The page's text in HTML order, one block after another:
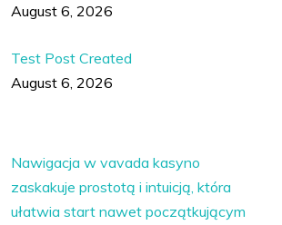
August 6, 2026
Test Post Created
August 6, 2026
Nawigacja w vavada kasyno
zaskakuje prostotą i intuicją, która
ułatwia start nawet początkującym